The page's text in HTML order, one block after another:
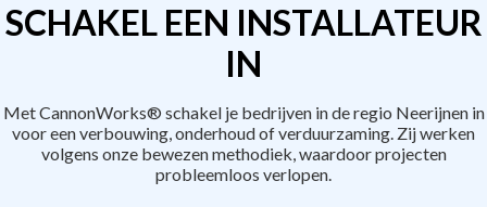
SCHAKEL EEN INSTALLATEUR
IN
Met CannonWorks® schakel je bedrijven in de regio Neerijnen in
voor een verbouwing, onderhoud of verduurzaming. Zij werken
volgens onze bewezen methodiek, waardoor projecten
probleemloos verlopen.